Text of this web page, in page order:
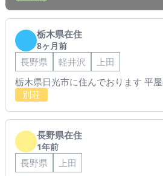
栃木県在住
8ヶ月前
長野県 軽井沢
上田
栃木県日光市に住んでおります 平
別荘
長野県在住
1年前
長野県
上田